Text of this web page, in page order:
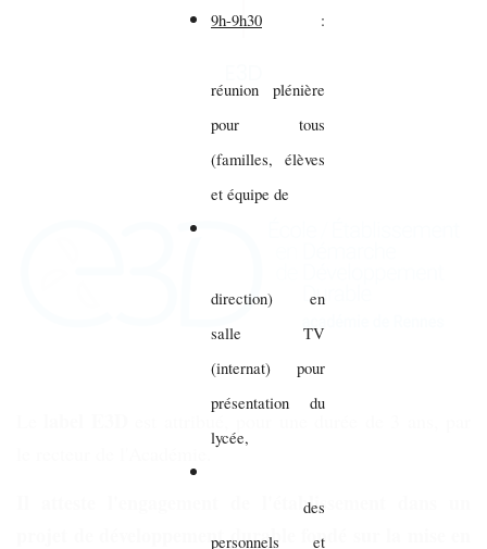
9h-9h30 :
réunion plénière
pour tous
(familles, élèves
et équipe de
direction) en
salle TV
(internat) pour
présentation du
lycée,
des
personnels et
est attribué, pour une durée de 3 ans, par
Il atteste l'engagement de l'établissement dans un
projet de développement durable fondé sur la mise en